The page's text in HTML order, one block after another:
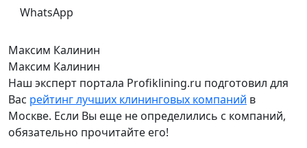
WhatsApp
Максим Калинин
Максим Калинин
Наш эксперт портала Profiklining.ru подготовил для
Вас рейтинг лучших клининговых компаний в
Москве. Если Вы еще не определились с компаний,
обязательно прочитайте его!